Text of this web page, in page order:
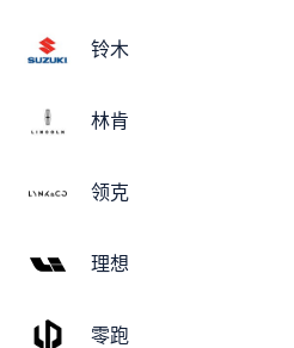
铃木
林肯
领克
理想
零跑